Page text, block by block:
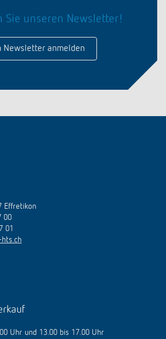
Sie unseren Newsletter!
Newsletter anmelden
Effretikon
00
01
hts.ch
Uhr und 13.00 bis 17.00 Uhr